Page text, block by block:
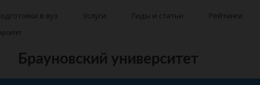
в вуз Услуги Гиды и статьи Рейтинги
Брауновский университет